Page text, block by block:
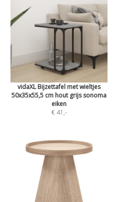
vidaXL Bijzettafel met wieltjes
50x35x55,5 cm hout grijs sonoma
eiken
€ 41 ,-